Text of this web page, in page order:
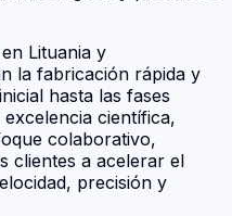
Lituania y
la fabricación rápida y
hasta las fases
científica,
colaborativo,
clientes a acelerar el
precisión y